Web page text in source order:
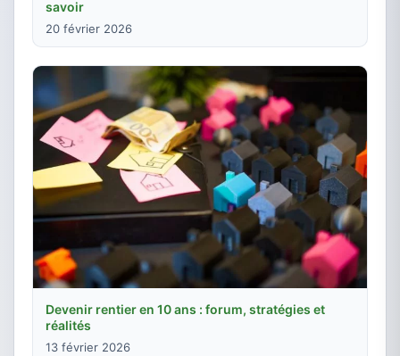
savoir
20 février 2026
Devenir rentier en 10 ans : forum, stratégies et
réalités
13 février 2026